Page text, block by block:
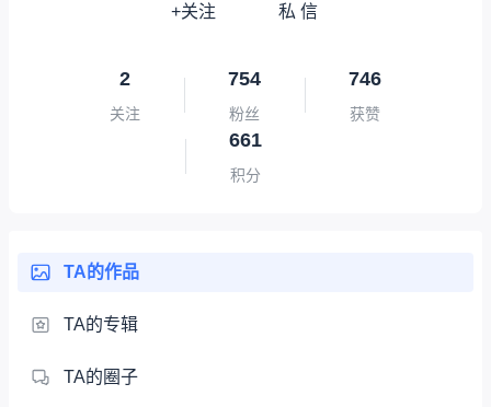
+关注 私 信
2
关注
754
粉丝
746
获赞
661
积分
TA的作品
TA的专辑
TA的圈子